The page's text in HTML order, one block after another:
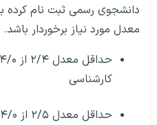
دانشجوی رسمی ثبت نام کرده
معدل مورد نیاز برخوردار باشد.
کارشناسی